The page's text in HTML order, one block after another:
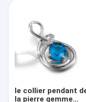
le collier pendant
la pierre gemme